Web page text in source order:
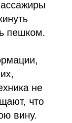
пешком.
не
что
вину.